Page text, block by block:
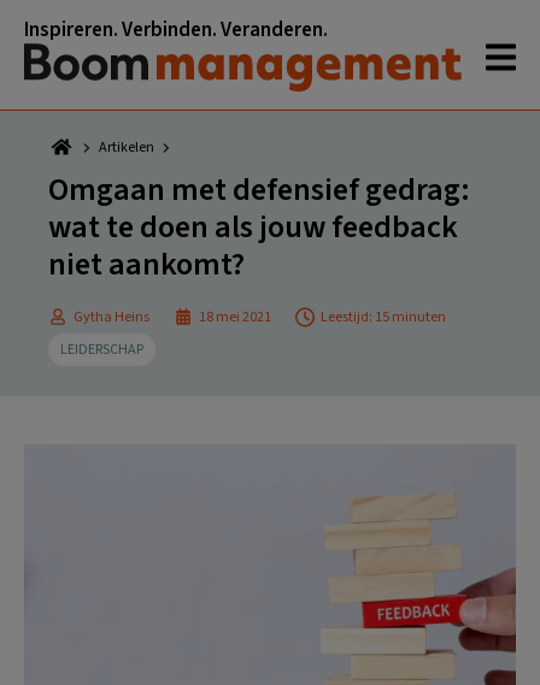
naar
hoofdnavigatie
naar
hoofd
inhoud
naar
eerste
sidebar
naar
voettekst
Inspireren. Verbinden. Veranderen.
Artikelen
Omgaan met defensief gedrag:
wat te doen als jouw feedback
niet aankomt?
Gytha Heins 18 mei 2021
Leestijd: 15 minuten
LEIDERSCHAP